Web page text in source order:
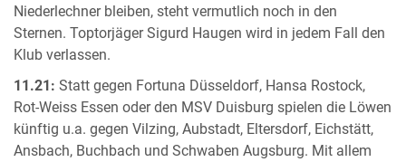
Niederlechner bleiben, steht vermutlich noch in den
Sternen. Toptorjäger Sigurd Haugen wird in jedem Fall den
Klub verlassen.
11.21: Statt gegen Fortuna Düsseldorf, Hansa Rostock,
Rot-Weiss Essen oder den MSV Duisburg spielen die Löwen
künftig u.a. gegen Vilzing, Aubstadt, Eltersdorf, Eichstätt,
Ansbach, Buchbach und Schwaben Augsburg. Mit allem